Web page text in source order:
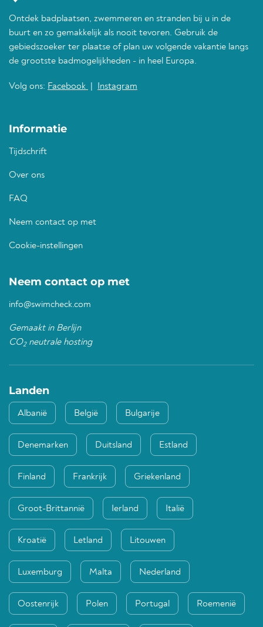
Ontdek badplaatsen, zwemmeren en stranden bij u in de
buurt en zo gemakkelijk als nooit tevoren. Gebruik de
gebiedszoeker ter plaatse of plan uw volgende vakantie langs
de grootste badmogelijkheden - in heel Europa.
Volg ons: Facebook Instagram
Informatie
Tijdschrift
Over ons
FAQ
Neem contact op met
Cookie-instellingen
Neem contact op met
info@swimcheck.com
Gemaakt in Berlijn
CO2neutrale hosting
Landen
Albanië België Bulgarije
Denemarken Duitsland Estland
Finland Frankrijk Griekenland
Groot-Brittannië Ierland Italië
Kroatië Letland Litouwen
Luxemburg Malta Nederland
Oostenrijk Polen Portugal Roemenië